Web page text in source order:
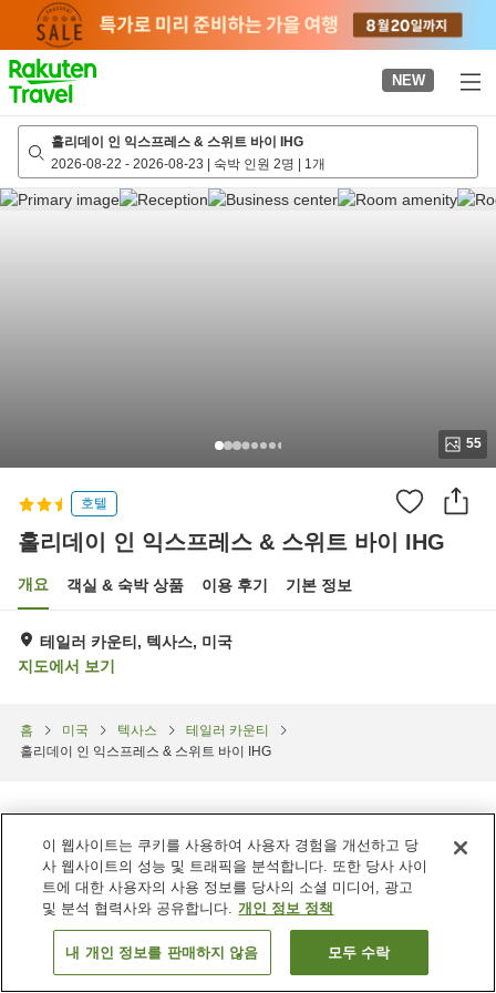
page
NEW
홀리데이 인 익스프레스 & 스위트 바이 IHG
2026-08-22 - 2026-08-23 | 숙박 인원 2명 | 1개
55
호텔
홀리데이 인 익스프레스 & 스위트 바이 IHG
개요 객실 & 숙박 상품 이용 후기 기본 정보
테일러 카운티, 텍사스, 미국
지도에서 보기
홈 미국 텍사스
테일러 카운티
홀리데이 인 익스프레스 & 스위트 바이 IHG
객실 보기
이 웹사이트는 쿠키를 사용하여 사용자 경험을 개선하고 당
사 웹사이트의 성능 및 트래픽을 분석합니다. 또한 당사 사이
트에 대한 사용자의 사용 정보를 당사의 소셜 미디어, 광고
및 분석 협력사와 공유합니다. 개인 정보 정책
내 개인 정보를 판매하지 않음 모두 수락